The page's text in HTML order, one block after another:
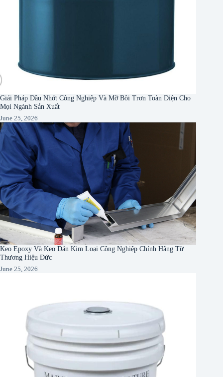
Giải Pháp Dầu Nhớt Công Nghiệp Và Mỡ Bôi Trơn Toàn Diện Cho
Mọi Ngành Sản Xuất
June 25, 2026
Keo Epoxy Và Keo Dán Kim Loại Công Nghiệp Chính Hãng Từ
Thương Hiệu Đức
June 25, 2026